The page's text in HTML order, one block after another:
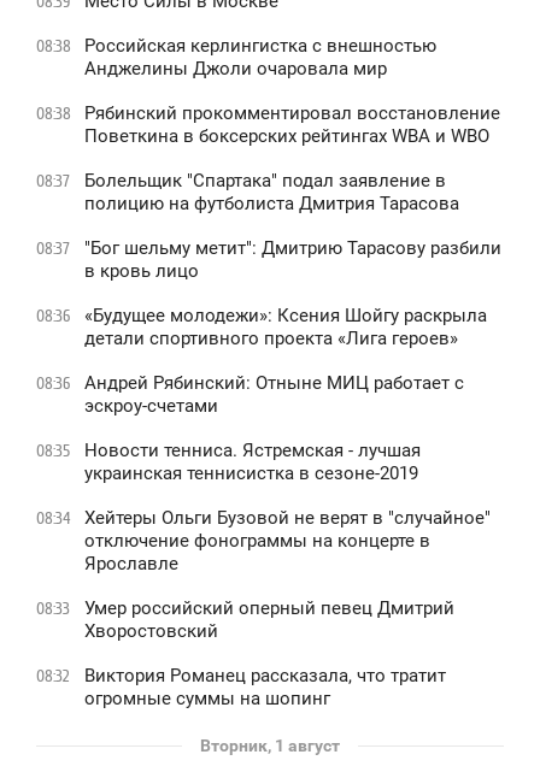
08:38
Российская керлингистка с внешностью
Анджелины Джоли очаровала мир
08:38
Рябинский прокомментировал восстановление
Поветкина в боксерских рейтингах WBA и WBO
08:37
Болельщик "Спартака" подал заявление в
полицию на футболиста Дмитрия Тарасова
08:37
"Бог шельму метит": Дмитрию Тарасову разбили
в кровь лицо
08:36
«Будущее молодежи»: Ксения Шойгу раскрыла
детали спортивного проекта «Лига героев»
08:36
Андрей Рябинский: Отныне МИЦ работает с
эскроу-счетами
08:35
Новости тенниса. Ястремская - лучшая
украинская теннисистка в сезоне-2019
08:34
Хейтеры Ольги Бузовой не верят в "случайное"
отключение фонограммы на концерте в
Ярославле
08:33
Умер российский оперный певец Дмитрий
Хворостовский
08:32
Виктория Романец рассказала, что тратит
огромные суммы на шопинг
Вторник, 1 август